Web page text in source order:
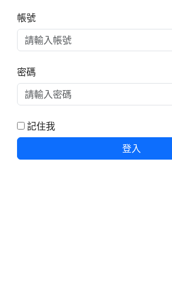
帳號
密碼
記住我
登入